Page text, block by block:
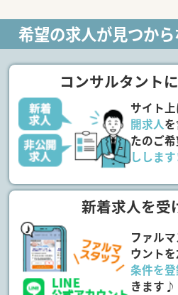
希望の求人が見つか
コンサルタント
サイト
開求人
たのご
しします
新着求人を受
ファル
ウント
条件を
きます♪